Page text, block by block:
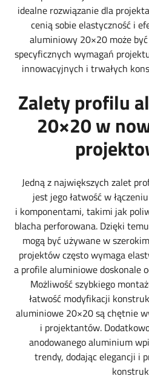
idealne rozwiązanie dla
cenią sobie elastyczność i
aluminiowy 20×20 może
specyficznych wymagań
innowacyjnych i trwałych
Zalety profilu
20×20 w
Jedną z największych zalet
jest jego łatwość w
i komponentami, takimi jak
blacha perforowana. Dzięki
mogą być używane w
projektów często wymaga
a profile aluminiowe doskonale
Możliwość szybkiego
łatwość modyfikacji
aluminiowe 20×20 są chętnie
i projektantów.
anodowanego aluminium
trendy, dodając elegancji i